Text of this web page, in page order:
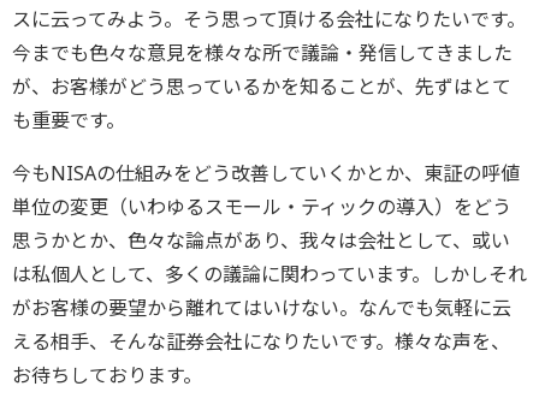
スに云ってみよう。そう思って頂ける会社になりたいです。
今までも色々な意見を様々な所で議論・発信してきました
が、お客様がどう思っているかを知ることが、先ずはとて
も重要です。
今もNISAの仕組みをどう改善していくかとか、東証の呼値
単位の変更（いわゆるスモール・ティックの導入）をどう
思うかとか、色々な論点があり、我々は会社として、或い
は私個人として、多くの議論に関わっています。しかしそれ
がお客様の要望から離れてはいけない。なんでも気軽に云
える相手、そんな証券会社になりたいです。様々な声を、
お待ちしております。